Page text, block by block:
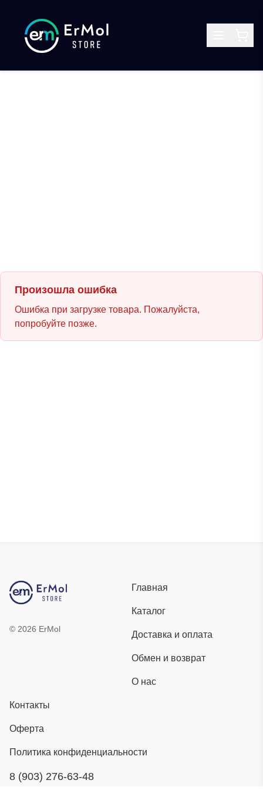
Произошла ошибка
Ошибка при загрузке товара. Пожалуйста,
попробуйте позже.
© 2026 ErMol
Главная
Каталог
Доставка и оплата
Обмен и возврат
О нас
Контакты
Оферта
Политика конфиденциальности
8 (903) 276-63-48